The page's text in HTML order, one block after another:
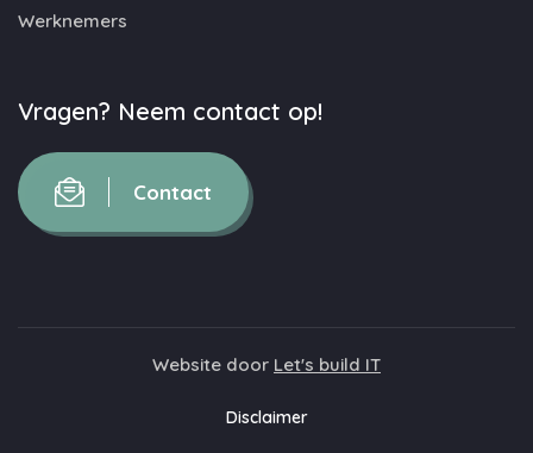
Werknemers
Vragen? Neem contact op!
Contact
Website door Let's build IT
Disclaimer